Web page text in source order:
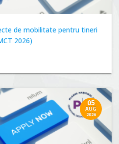
de mobilitate pentru tineri
2026)
05
AUG
2026